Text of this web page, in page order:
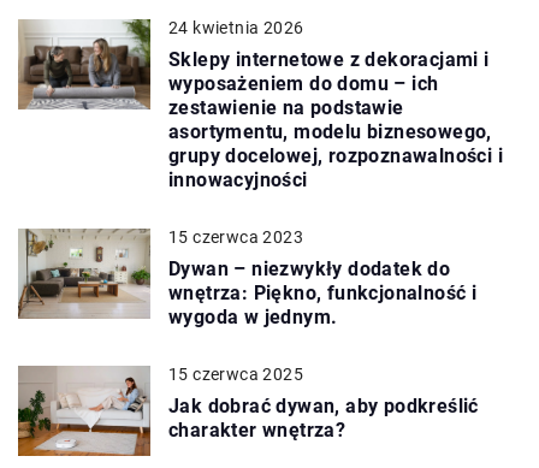
24 kwietnia 2026
Sklepy internetowe z dekoracjami i
wyposażeniem do domu – ich
zestawienie na podstawie
asortymentu, modelu biznesowego,
grupy docelowej, rozpoznawalności i
innowacyjności
15 czerwca 2023
Dywan – niezwykły dodatek do
wnętrza: Piękno, funkcjonalność i
wygoda w jednym.
15 czerwca 2025
Jak dobrać dywan, aby podkreślić
charakter wnętrza?